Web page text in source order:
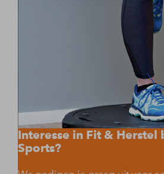
Interesse in Fit & Herstel
Sports?